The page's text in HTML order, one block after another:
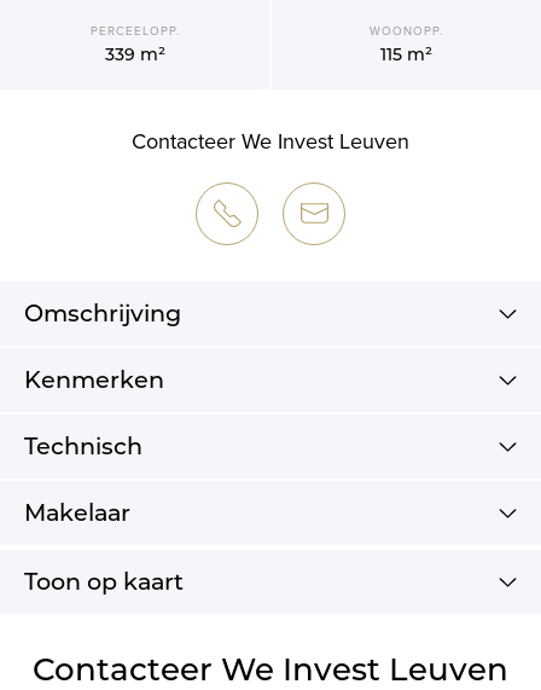
PERCEELOPP.
339 m²
WOONOPP.
115 m²
Contacteer We Invest Leuven
Omschrijving
Kenmerken
Technisch
Makelaar
Toon op kaart
Contacteer We Invest Leuven